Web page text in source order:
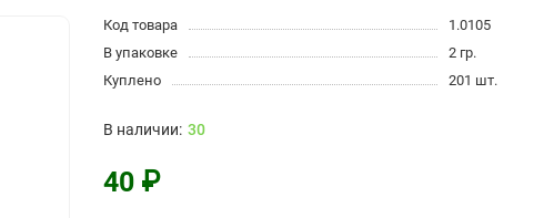
Код товара
1.0105
В упаковке
2 гр.
Куплено
201 шт.
30
40 ₽